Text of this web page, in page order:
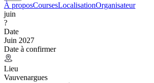
À proposCoursesLocalisationOrganisateur
juin
?
Date
Juin 2027
Date à confirmer
Lieu
Vauvenargues